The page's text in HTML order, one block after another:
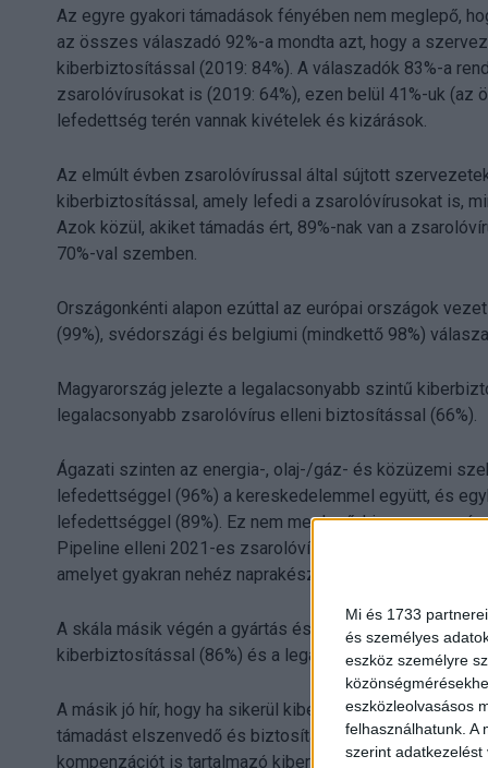
Mi és 1733
és személyes
eszköz személyre
eszközleolvasásos
felhasználhatunk. A
szerint
Az egyre gyakori támadások fényében nem meglepő,
az összes válaszadó 92%-a mondta azt, hogy a
kiberbiztosítással (2019: 84%). A válaszadók 83%-a
zsarolóvírusokat is (2019: 64%), ezen belül 41%-uk
lefedettség terén vannak kivételek és kizárások.
Az elmúlt évben zsarolóvírussal által sújtott
kiberbiztosítással, amely lefedi a zsarolóvírusokat is,
Azok közül, akiket támadás ért, 89%-nak van a
70%-val szemben.
Országonkénti alapon ezúttal az európai országok
(99%), svédországi és belgiumi (mindkettő 98%)
Magyarország jelezte a legalacsonyabb szintű
legalacsonyabb zsarolóvírus elleni biztosítással (66%).
Ágazati szinten az energia-, olaj-/gáz- és közüzemi
lefedettséggel (96%) a kereskedelemmel együtt, és
lefedettséggel (89%). Ez nem meglepő, hiszen ez az
Pipeline elleni 2021-es zsarolóvíus incidens) és
amelyet gyakran nehéz naprakészen tartani, ez pedig
A skála másik végén a gyártás és a termelés szerepel:
kiberbiztosítással (86%) és a legalacsonyabb szintű
A másik jó hír, hogy ha sikerül kiberbiztosításhoz jutni,
támadást elszenvedő és biztosítással rendelkező
kompenzációt is tartalmazó kiberbiztosításuk fizetett